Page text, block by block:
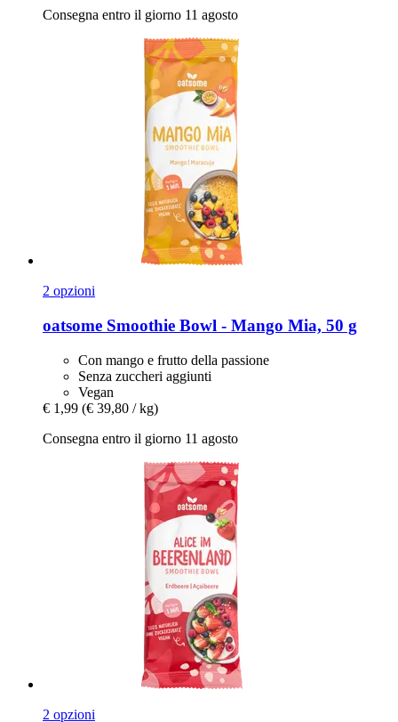
Consegna entro il giorno 11 agosto
2 opzioni
oatsome Smoothie Bowl -​ Mango Mia, 50 g
Con mango e frutto della passione
Senza zuccheri aggiunti
Vegan
€ 1,99 (€ 39,80 / kg)
Consegna entro il giorno 11 agosto
2 opzioni